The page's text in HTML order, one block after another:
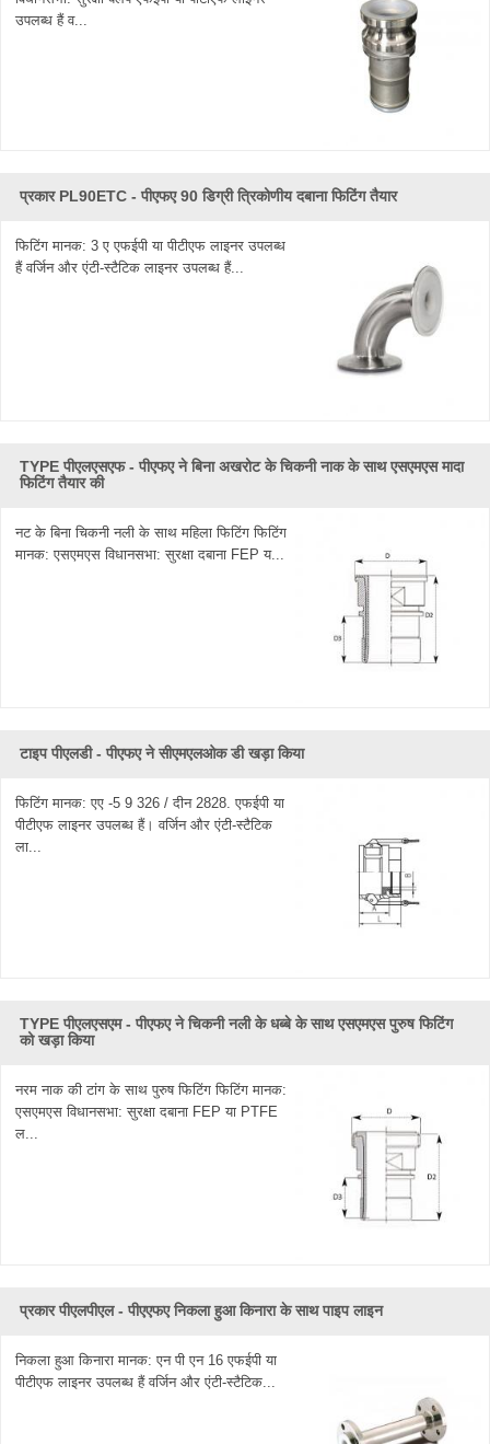
उपलब्ध हैं व...
प्रकार PL90ETC - पीएफए ​​90 डिग्री त्रिकोणीय दबाना फिटिंग तैयार
फिटिंग मानक: 3 ए एफईपी या पीटीएफ लाइनर उपलब्ध
हैं वर्जिन और एंटी-स्टैटिक लाइनर उपलब्ध हैं...
TYPE पीएलएसएफ - पीएफए ​​ने बिना अखरोट के चिकनी नाक के साथ एसएमएस मादा
फिटिंग तैयार की
नट के बिना चिकनी नली के साथ महिला फिटिंग फिटिंग
मानक: एसएमएस विधानसभा: सुरक्षा दबाना FEP य...
टाइप पीएलडी - पीएफए ​​ने सीएमएलओक डी खड़ा किया
फिटिंग मानक: एए -5 9 326 / दीन 2828. एफईपी या
पीटीएफ लाइनर उपलब्ध हैं। वर्जिन और एंटी-स्टैटिक
ला...
TYPE पीएलएसएम - पीएफए ​​ने चिकनी नली के धब्बे के साथ एसएमएस पुरुष फिटिंग
को खड़ा किया
नरम नाक की टांग के साथ पुरुष फिटिंग फिटिंग मानक:
एसएमएस विधानसभा: सुरक्षा दबाना FEP या PTFE
ल...
प्रकार पीएलपीएल - पीएएफए निकला हुआ किनारा के साथ पाइप लाइन
निकला हुआ किनारा मानक: एन पी एन 16 एफईपी या
पीटीएफ लाइनर उपलब्ध हैं वर्जिन और एंटी-स्टैटिक...